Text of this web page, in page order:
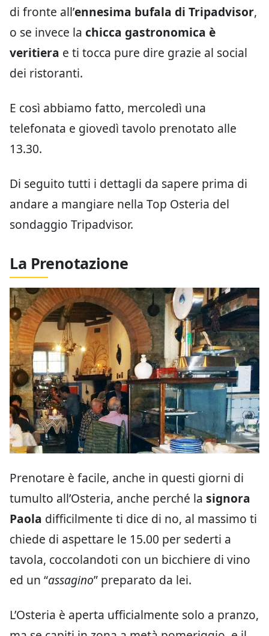
di fronte all’ennesima bufala di Tripadvisor,
o se invece la chicca gastronomica è
veritiera e ti tocca pure dire grazie al social
dei ristoranti.
E così abbiamo fatto, mercoledì una
telefonata e giovedì tavolo prenotato alle
13.30.
Di seguito tutti i dettagli da sapere prima di
andare a mangiare nella Top Osteria del
sondaggio Tripadvisor.
La Prenotazione
Prenotare è facile, anche in questi giorni di
tumulto all’Osteria, anche perché la signora
Paola difficilmente ti dice di no, al massimo ti
chiede di aspettare le 15.00 per sederti a
tavola, coccolandoti con un bicchiere di vino
ed un “assagino” preparato da lei.
L’Osteria è aperta ufficialmente solo a pranzo,